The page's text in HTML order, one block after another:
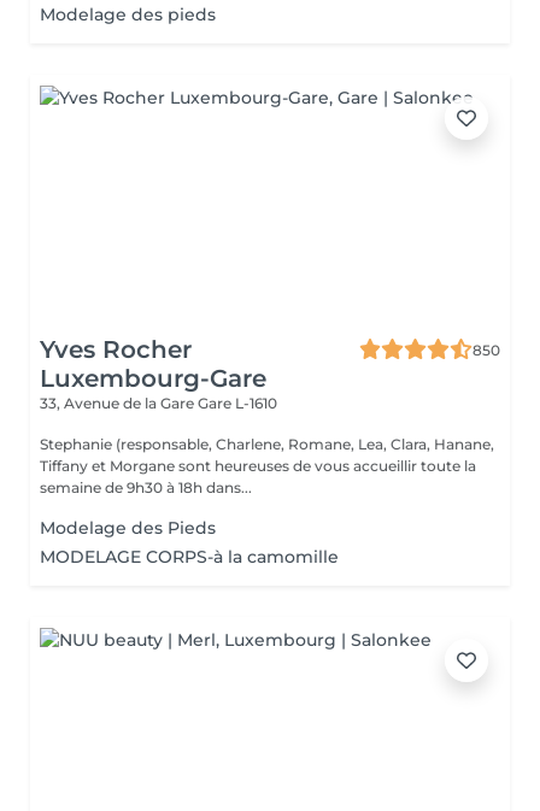
Modelage des pieds
Yves Rocher
Luxembourg-Gare
850
33, Avenue de la Gare Gare L-1610
Stephanie (responsable, Charlene, Romane, Lea, Clara, Hanane,
Tiffany et Morgane sont heureuses de vous accueillir toute la
semaine de 9h30 à 18h dans...
Modelage des Pieds
MODELAGE CORPS-à la camomille